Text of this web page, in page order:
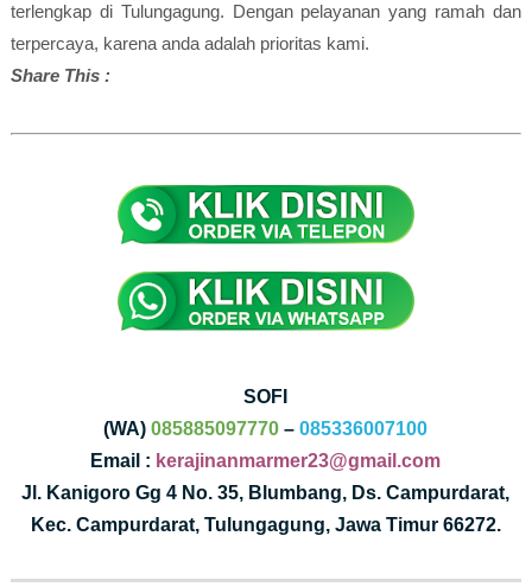
terlengkap di Tulungagung. Dengan pelayanan yang ramah dan
terpercaya, karena anda adalah prioritas kami.
Share This :
SOFI
(WA)085885097770 –085336007100
Email : kerajinanmarmer23@gmail.com
Jl. Kanigoro Gg 4 No. 35, Blumbang, Ds. Campurdarat,
Kec. Campurdarat, Tulungagung, Jawa Timur 66272.